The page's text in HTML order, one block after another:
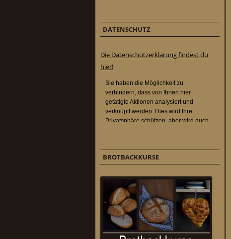
DATENSCHUTZ
Die Datenschutzerklärung findest du
hier!
BROTBACKKURSE